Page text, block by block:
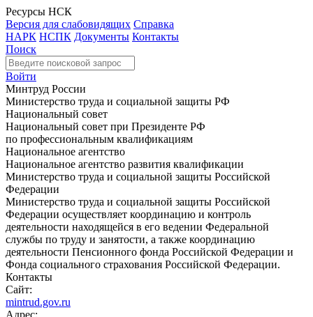
Ресурсы НСК
Версия для слабовидящих Справка
НАРК НСПК Документы Контакты
Поиск
Войти
Минтруд России
Министерство труда и социальной защиты РФ
Национальный совет
Национальный совет при Президенте РФ
по профессиональным квалификациям
Национальное агентство
Национальное агентство развития квалификации
Министерство труда и социальной защиты Российской
Федерации
Министерство труда и социальной защиты Российской
Федерации осуществляет координацию и контроль
деятельности находящейся в его ведении Федеральной
службы по труду и занятости, а также координацию
деятельности Пенсионного фонда Российской Федерации и
Фонда социального страхования Российской Федерации.
Контакты
Сайт:
mintrud.gov.ru
Адрес: